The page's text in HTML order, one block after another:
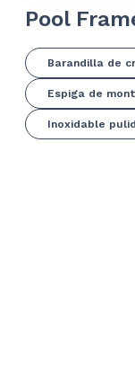
Pool
Barandilla de
Espiga de
Inoxidable